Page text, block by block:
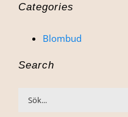
Categories
Blombud
Search
Sök